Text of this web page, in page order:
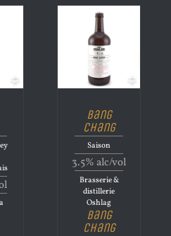
Bang
Chang
Saison
3.5% alc/vol
Brasserie &
distillerie
Oshlag
Bang
Chang